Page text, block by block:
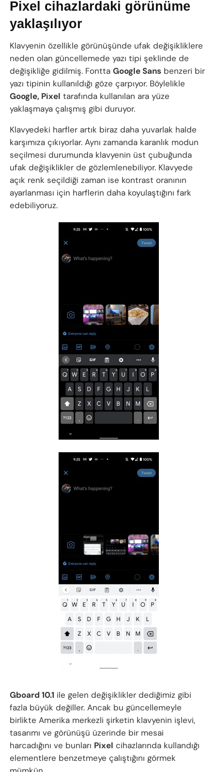
Pixel cihazlardaki görünüme
yaklaşılıyor
Klavyenin özellikle görünüşünde ufak değişikliklere
neden olan güncellemede yazı tipi şeklinde de
değişikliğe gidilmiş. Fontta Google Sans benzeri bir
yazı tipinin kullanıldığı göze çarpıyor. Böylelikle
Google, Pixel tarafında kullanılan ara yüze
yaklaşmaya çalışmış gibi duruyor.
Klavyedeki harfler artık biraz daha yuvarlak halde
karşımıza çıkıyorlar. Aynı zamanda karanlık modun
seçilmesi durumunda klavyenin üst çubuğunda
ufak değişiklikler de gözlemlenebiliyor. Klavyede
açık renk seçildiği zaman ise kontrast oranının
ayarlanması için harflerin daha koyulaştığını fark
edebiliyoruz.
Gboard 10.1 ile gelen değişiklikler dediğimiz gibi
fazla büyük değiller. Ancak bu güncellemeyle
birlikte Amerika merkezli şirketin klavyenin işlevi,
tasarımı ve görünüşü üzerinde bir mesai
harcadığını ve bunları Pixel cihazlarında kullandığı
elementlere benzetmeye çalıştığını görmek